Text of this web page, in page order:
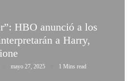
HBO anunció a los
a Harry,
mayo 27, 2025 1 Mins read